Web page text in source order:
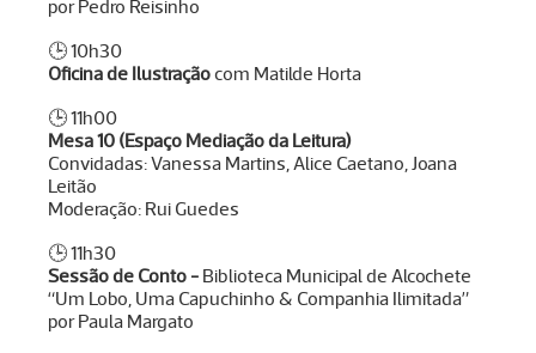
por Pedro Reisinho
🕒 10h30
Oficina de Ilustraçãocom Matilde Horta
🕒 11h00
Mesa 10 (Espaço Mediação da Leitura)
Convidadas: Vanessa Martins, Alice Caetano, Joana
Leitão
Moderação: Rui Guedes
🕒 11h30
Sessão de Conto - Biblioteca Municipal de Alcochete
“Um Lobo, Uma Capuchinho & Companhia Ilimitada”
por Paula Margato